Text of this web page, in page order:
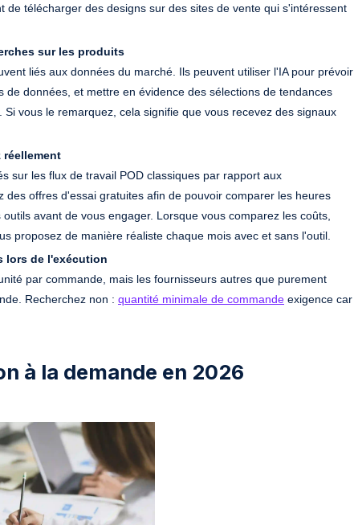
télécharger des designs sur des sites de vente qui s'intéressent
sur les produits
liés aux données du marché. Ils peuvent utiliser l'IA pour prévoir
données, et mettre en évidence des sélections de tendances
vous le remarquez, cela signifie que vous recevez des signaux
réellement
sur les flux de travail POD classiques par rapport aux
offres d'essai gratuites afin de pouvoir comparer les heures
avant de vous engager. Lorsque vous comparez les coûts,
proposez de manière réaliste chaque mois avec et sans l'outil.
lors de l'exécution
par commande, mais les fournisseurs autres que purement
Recherchez non : quantité minimale de commande exigence car
à la demande en 2026